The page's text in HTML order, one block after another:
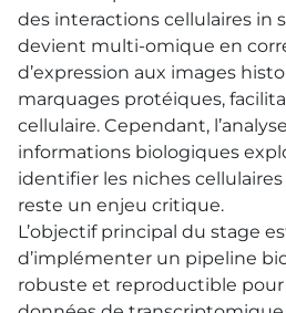
des interactions cellulaires in
devient multi-omique en
d’expression aux images
marquages protéiques,
cellulaire. Cependant,
informations biologiques
identifier les niches cellulaires
reste un enjeu critique.
L’objectif principal du stage
d’implémenter un pipeline
robuste et reproductible